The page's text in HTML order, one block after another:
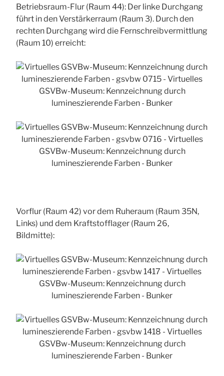
Betriebsraum-Flur (Raum 44): Der linke Durchgang
führt in den Verstärkerraum (Raum 3). Durch den
rechten Durchgang wird die Fernschreibvermittlung
(Raum 10) erreicht:
Vorflur (Raum 42) vor dem Ruheraum (Raum 35N,
Links) und dem Kraftstofflager (Raum 26,
Bildmitte):